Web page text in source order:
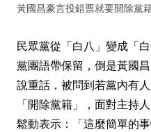
黃國昌豪言投錯票就要開除黨
民眾黨從「白八」變成「
黨團語帶保留，倒是黃國
說重話，被問到若黨內有
「開除黨籍」，面對主持
鬆動表示：「這麼簡單的